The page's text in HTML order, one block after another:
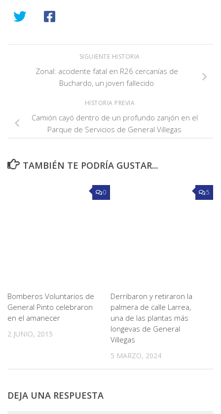
SIGUIENTE HISTORIA
Zonal: accidente fatal en R26 cercanías de
Buchardo, un joven fallecido
HISTORIA PREVIA
Camión cayó dentro de un profundo zanjón en el
Parque de Servicios de General Villegas
TAMBIÉN TE PODRÍA GUSTAR...
0
Bomberos Voluntarios de
General Pinto celebraron
en el amanecer
2 JUNIO, 2015
5
Derribaron y retiraron la
palmera de calle Larrea,
una de las plantas más
longevas de General
Villegas
5 MARZO, 2024
DEJA UNA RESPUESTA